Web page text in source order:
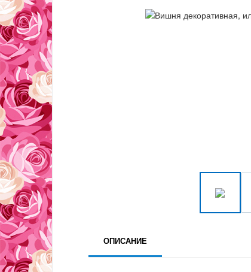
ОПИСАНИЕ